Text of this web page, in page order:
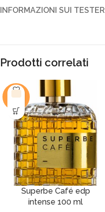
INFORMAZIONI SUI TESTER
Prodotti correlati
-17%
Superbe Café edp
intense 100 ml